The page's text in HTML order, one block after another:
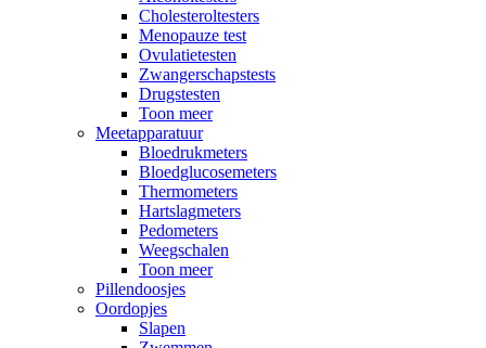
Cholesteroltesters
Menopauze test
Ovulatietesten
Zwangerschapstests
Drugstesten
Toon meer
Meetapparatuur
Bloedrukmeters
Bloedglucosemeters
Thermometers
Hartslagmeters
Pedometers
Weegschalen
Toon meer
Pillendoosjes
Oordopjes
Slapen